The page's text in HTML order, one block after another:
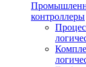
контроллеры